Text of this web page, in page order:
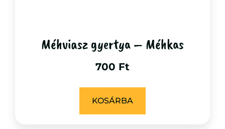
Méhviasz gyertya – Méhkas
700 Ft
KOSÁRBA